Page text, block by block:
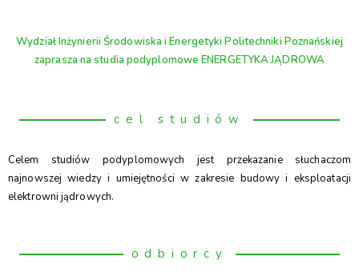
Wydział Inżynierii Środowiska i Energetyki Politechniki Poznańskiej
zaprasza na studia podyplomowe ENERGETYKA JĄDROWA
cel studiów
Celem studiów podyplomowych jest przekazanie słuchaczom
najnowszej wiedzy i umiejętności w zakresie budowy i eksploatacji
elektrowni jądrowych.
odbiorcy